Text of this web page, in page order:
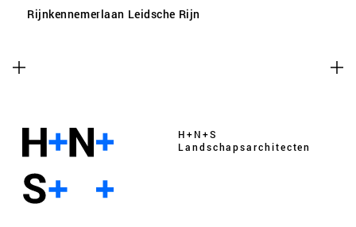
Rijnkennemerlaan Leidsche Rijn
H+N+S
Landschaps­architecten